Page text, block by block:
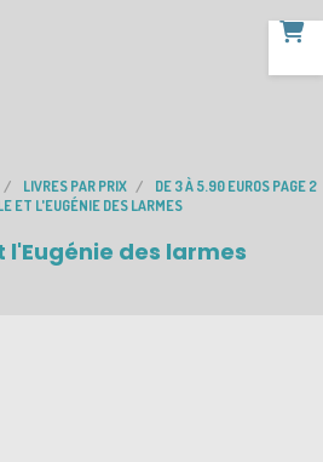
LIVRES PAR PRIX
DE 3 À 5.90 EUROS PAGE 2
ET L'EUGÉNIE DES LARMES
l'Eugénie des larmes